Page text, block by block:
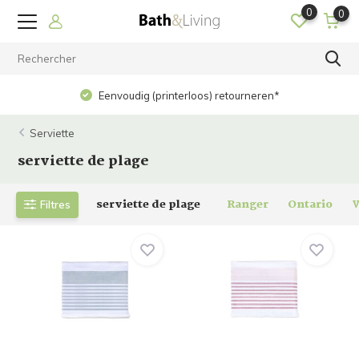
0 0
Eenvoudig (printerloos) retourneren*
Serviette
serviette de plage
Filtres serviette de plage Ranger Ontario